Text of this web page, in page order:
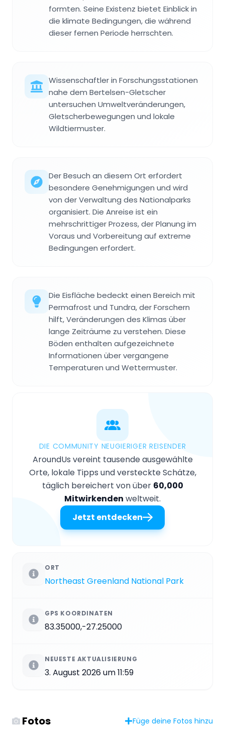
formten. Seine Existenz bietet Einblick in
die klimate Bedingungen, die während
dieser fernen Periode herrschten.
Wissenschaftler in Forschungsstationen
nahe dem Bertelsen-Gletscher
untersuchen Umweltveränderungen,
Gletscherbewegungen und lokale
Wildtiermuster.
Der Besuch an diesem Ort erfordert
besondere Genehmigungen und wird
von der Verwaltung des Nationalparks
organisiert. Die Anreise ist ein
mehrschrittiger Prozess, der Planung im
Voraus und Vorbereitung auf extreme
Bedingungen erfordert.
Die Eisfläche bedeckt einen Bereich mit
Permafrost und Tundra, der Forschern
hilft, Veränderungen des Klimas über
lange Zeiträume zu verstehen. Diese
Böden enthalten aufgezeichnete
Informationen über vergangene
Temperaturen und Wettermuster.
DIE COMMUNITY NEUGIERIGER REISENDER
AroundUs vereint tausende ausgewählte
Orte, lokale Tipps und versteckte Schätze,
täglich bereichert von über 60,000
Mitwirkenden weltweit.
Jetzt entdecken
ORT
Northeast Greenland National Park
GPS KOORDINATEN
83.35000,-27.25000
NEUESTE AKTUALISIERUNG
3. August 2026 um 11:59
Fotos Füge deine Fotos hinzu